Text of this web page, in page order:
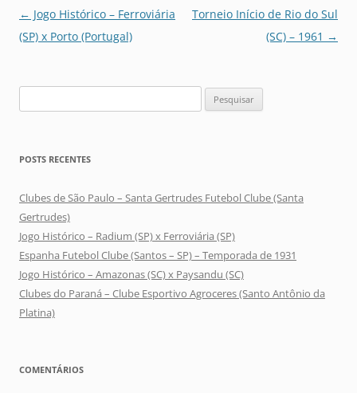
Navegação
de
← Jogo Histórico – Ferroviária
(SP) x Porto (Portugal)
Torneio Início de Rio do Sul
(SC) – 1961 →
por:
POSTS RECENTES
Clubes de São Paulo – Santa Gertrudes Futebol Clube (Santa
Gertrudes)
Jogo Histórico – Radium (SP) x Ferroviária (SP)
Espanha Futebol Clube (Santos – SP) – Temporada de 1931
Jogo Histórico – Amazonas (SC) x Paysandu (SC)
Clubes do Paraná – Clube Esportivo Agroceres (Santo Antônio da
Platina)
COMENTÁRIOS